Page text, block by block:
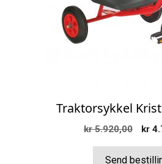
Traktorsykkel
kr5.920,00
var:
kr
Send